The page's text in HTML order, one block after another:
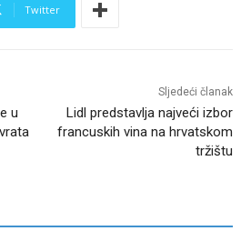
Twitter
u
Sljedeći članak
Lidl predstavlja najveći izbor
francuskih vina na hrvatskom
tržištu